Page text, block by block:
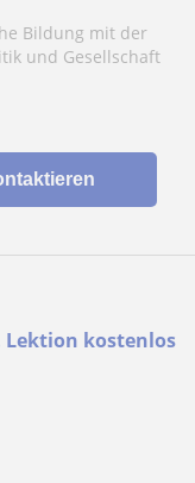
Bildung mit der
und Gesellschaft
Lektion kostenlos